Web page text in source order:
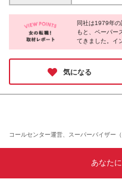
す。 自分で
であれば大
ーパーフレ
時短勤務応
に働ける環
代は別途全
リッドを想
＜本社＞ 東京都渋
東京都中央区銀座6-5-16 ※(
社関連勤務地 ＜TOPIX：なぜ、私たちは銀座に店を構
えるのか＞
発祥地、銀
「書く文化
る方にとっ
の商品を展
として、銀
け続けていま
同社は1979年
もと、ペーパー
てきました。イ
デザインは、幅
の質感や書き心
ちを伝える製品
く愛される理由
気になる
コールセンター運営、スーパーバイザー
あなた